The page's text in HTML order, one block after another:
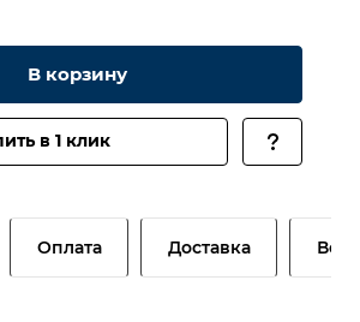
В корзину
в 1 клик
Оплата Доставка